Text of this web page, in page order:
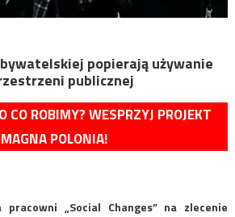
popierają używanie
publicznej
CO ROBIMY? WESPRZYJ PROJEKT
MAGNA POLONIA!
„Social Changes” na zlecenie